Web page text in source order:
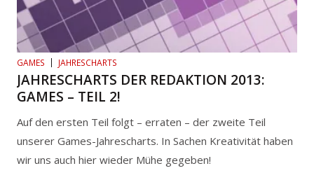
GAMES JAHRESCHARTS
JAHRESCHARTS DER REDAKTION 2013:
GAMES – TEIL 2!
Auf den ersten Teil folgt – erraten – der zweite Teil
unserer Games-Jahrescharts. In Sachen Kreativität haben
wir uns auch hier wieder Mühe gegeben!